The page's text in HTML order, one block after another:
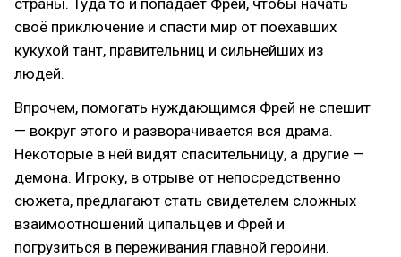
страны. Туда то и попадает Фрей, чтобы начать
своё приключение и спасти мир от поехавших
кукухой тант, правительниц и сильнейших из
людей.
Впрочем, помогать нуждающимся Фрей не спешит
— вокруг этого и разворачивается вся драма.
Некоторые в ней видят спасительницу, а другие —
демона. Игроку, в отрыве от непосредственно
сюжета, предлагают стать свидетелем сложных
взаимоотношений ципальцев и Фрей и
погрузиться в переживания главной героини.